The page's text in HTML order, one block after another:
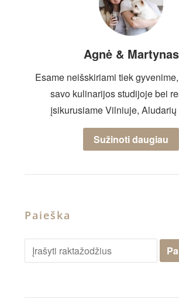
Agnė & Martynas
Esame neišskiriami tiek
savo kulinarijos studijoje bei
įsikurusiame Vilniuje, Aludarių
Sužinoti daugiau
Paieška